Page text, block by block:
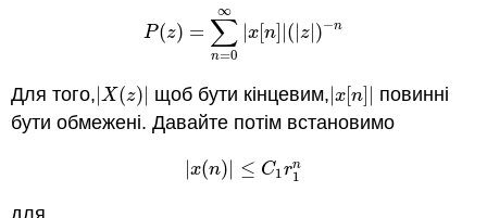
P(z) = ∑
n=0
∞
x[ n] ( z| )−n
P(z)=∑ n= 0 ∞|x[n ]| (|z|)−n
Для того, |X(z)
|X(z)| щоб бути кінцевим, x[ n]
x[ n]
повинні
бути обмежені. Давайте потім встановимо
|x(n) ≤ C1rn
1
|x(n) ≤C 1r1n
для